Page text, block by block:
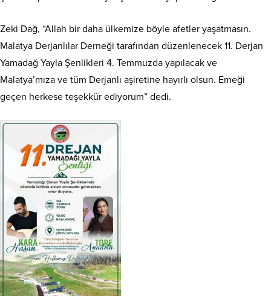
Zeki Dağ, “Allah bir daha ülkemize böyle afetler yaşatmasın.
Malatya Derjanlılar Derneği tarafından düzenlenecek 11. Derjan
Yamadağ Yayla Şenlikleri 4. Temmuzda yapılacak ve
Malatya’mıza ve tüm Derjanlı aşiretine hayırlı olsun. Emeği
geçen herkese teşekkür ediyorum” dedi.